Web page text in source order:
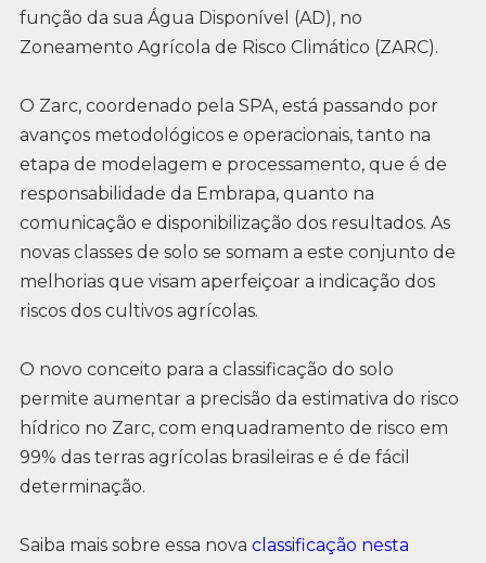
função da sua Água Disponível (AD), no
Zoneamento Agrícola de Risco Climático (ZARC).
O Zarc, coordenado pela SPA, está passando por
avanços metodológicos e operacionais, tanto na
etapa de modelagem e processamento, que é de
responsabilidade da Embrapa, quanto na
comunicação e disponibilização dos resultados. As
novas classes de solo se somam a este conjunto de
melhorias que visam aperfeiçoar a indicação dos
riscos dos cultivos agrícolas.
O novo conceito para a classificação do solo
permite aumentar a precisão da estimativa do risco
hídrico no Zarc, com enquadramento de risco em
99% das terras agrícolas brasileiras e é de fácil
determinação.
Saiba mais sobre essa nova classificação nesta